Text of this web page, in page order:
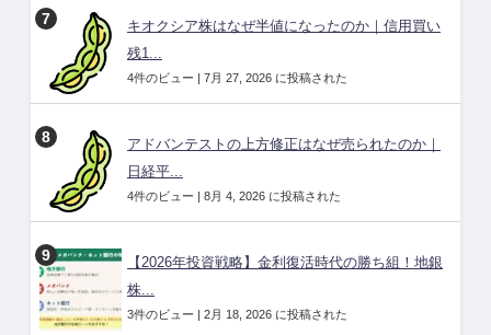
キオクシア株はなぜ半値になったのか｜信用買い
残1...
4件のビュー | 7月 27, 2026 に投稿された
アドバンテストの上方修正はなぜ売られたのか｜
日経平...
4件のビュー | 8月 4, 2026 に投稿された
【2026年投資戦略】金利復活時代の勝ち組！地銀
株...
3件のビュー | 2月 18, 2026 に投稿された